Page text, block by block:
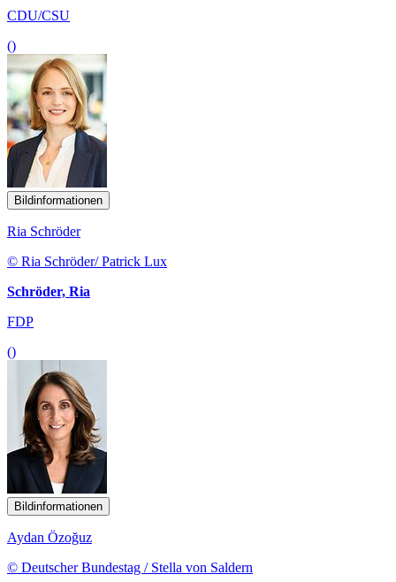
CDU/CSU
()
Bildinformationen
Ria Schröder
© Ria Schröder/ Patrick Lux
Schröder, Ria
FDP
()
Bildinformationen
Aydan Özoğuz
© Deutscher Bundestag / Stella von Saldern